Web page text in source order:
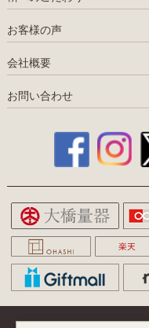
お客様の声
会社概要
お問い合わせ